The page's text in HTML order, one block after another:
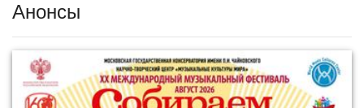
Анонсы